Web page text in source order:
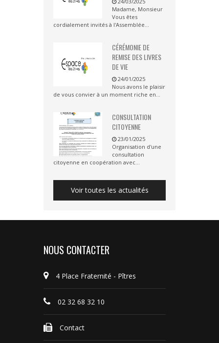
Madame, Monsieur
Vous êtes
cordialement invités à l'Assemblée...
CÉRÉMONIE DE
REMISE DES LIVRES
DE VIE
24/01/2025
Nous avons le plaisir
de vous convier à un moment riche en...
CONSULTATION
CITOYENNE
23/01/2025
Organisation d'une
consultation
citoyenne en coopération avec...
Voir toutes les actualités
NOUS CONTACTER
4 Place Fraternité - Pîtres
02 32 68 32 10
Contact